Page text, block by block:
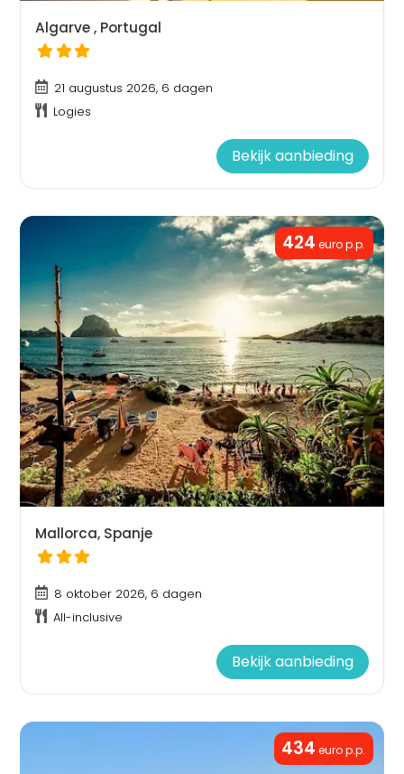
Algarve , Portugal
21 augustus 2026, 6 dagen
Logies
Bekijk aanbieding
424 euro p.p.
Mallorca, Spanje
8 oktober 2026, 6 dagen
All-inclusive
Bekijk aanbieding
434 euro p.p.